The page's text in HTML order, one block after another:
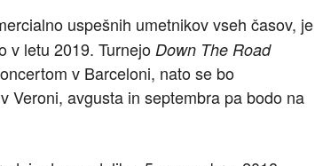
uspešnih umetnikov vseh časov, je
v letu 2019. Turnejo Down The Road
v Barceloni, nato se bo
Veroni, avgusta in septembra pa bodo na